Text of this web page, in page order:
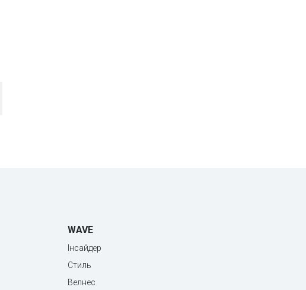
WAVE
Інсайдер
Стиль
Велнес